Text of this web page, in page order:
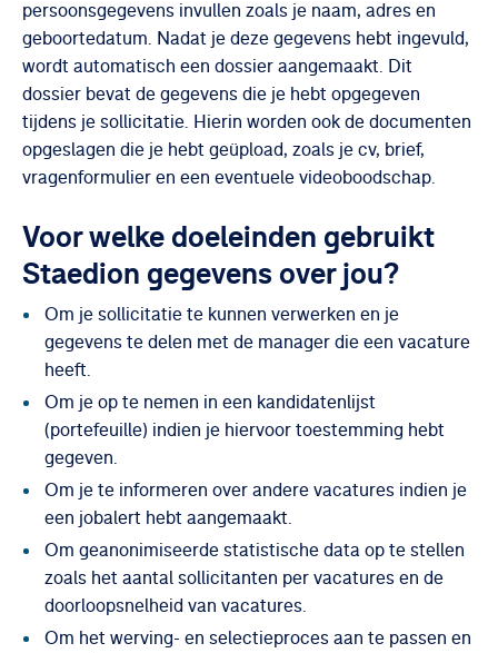
persoonsgegevens invullen zoals je naam, adres en
geboortedatum. Nadat je deze gegevens hebt ingevuld,
wordt automatisch een dossier aangemaakt. Dit
dossier bevat de gegevens die je hebt opgegeven
tijdens je sollicitatie. Hierin worden ook de documenten
opgeslagen die je hebt geüpload, zoals je cv, brief,
vragenformulier en een eventuele videoboodschap.
Voor welke doeleinden gebruikt
Staedion gegevens over jou?
Om je sollicitatie te kunnen verwerken en je
gegevens te delen met de manager die een vacature
heeft.
Om je op te nemen in een kandidatenlijst
(portefeuille) indien je hiervoor toestemming hebt
gegeven.
Om je te informeren over andere vacatures indien je
een jobalert hebt aangemaakt.
Om geanonimiseerde statistische data op te stellen
zoals het aantal sollicitanten per vacatures en de
doorloopsnelheid van vacatures.
Om het werving- en selectieproces aan te passen en